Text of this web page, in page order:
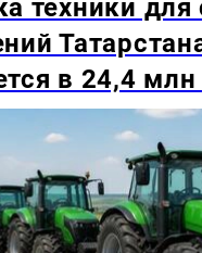
техники для
в 24,4 млн